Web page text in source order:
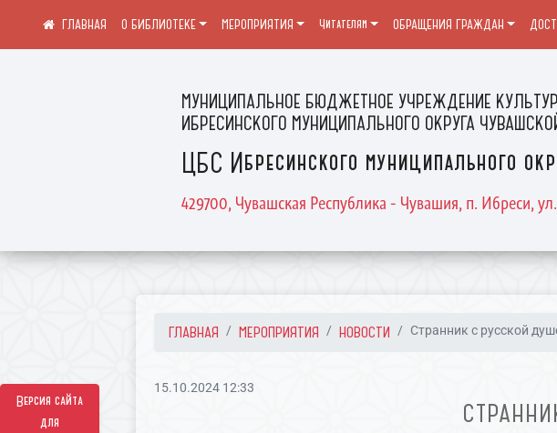
Версия сайта
для
МУНИЦИПАЛЬНОЕ БЮДЖЕТНОЕ УЧРЕЖДЕНИЕ
ИБРЕСИНСКОГО МУНИЦИПАЛЬНОГО ОКРУГА
ЦБС Ибресинского муниципального
429700, Чувашская Республика - Чувашия, п. Ибреси,
О БИБЛИОТЕКЕ МЕРОПРИЯТИЯ Читателям ОБРАЩЕНИЯ ГРАЖДАН
ГЛАВНАЯ МЕРОПРИЯТИЯ НОВОСТИ Странник с русской
15.10.2024 12:33